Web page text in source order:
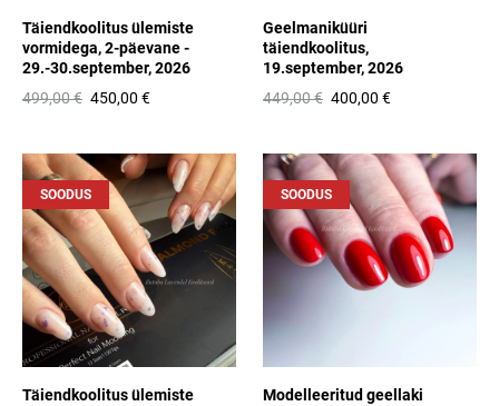
Täiendkoolitus ülemiste
vormidega, 2-päevane -
29.-30.september, 2026
499,00 € 450,00 €
Geelmaniküüri
täiendkoolitus,
19.september, 2026
449,00 € 400,00 €
SOODUS
Täiendkoolitus ülemiste
SOODUS
Modelleeritud geellaki